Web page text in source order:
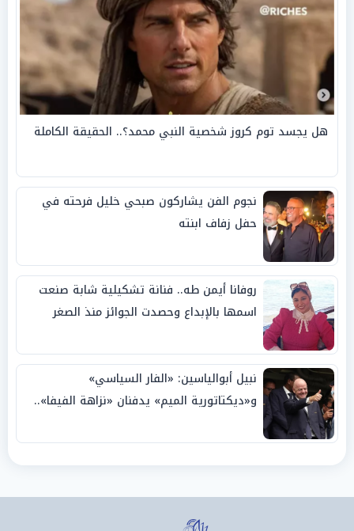
هل يجسد توم كروز شخصية النبي محمد؟.. الحقيقة الكاملة
نجوم الفن يشاركون صبحي خليل فرحته في
حفل زفاف ابنته
روفانا أيمن طه.. فنانة تشكيلية شابة صنعت
اسمها بالإبداع وحصدت الجوائز منذ الصغر
نبيل أبوالياسين: «الفار السياسي»
و«ديكتاتورية الميم» يدفنان «نزاهة الفيفا»..